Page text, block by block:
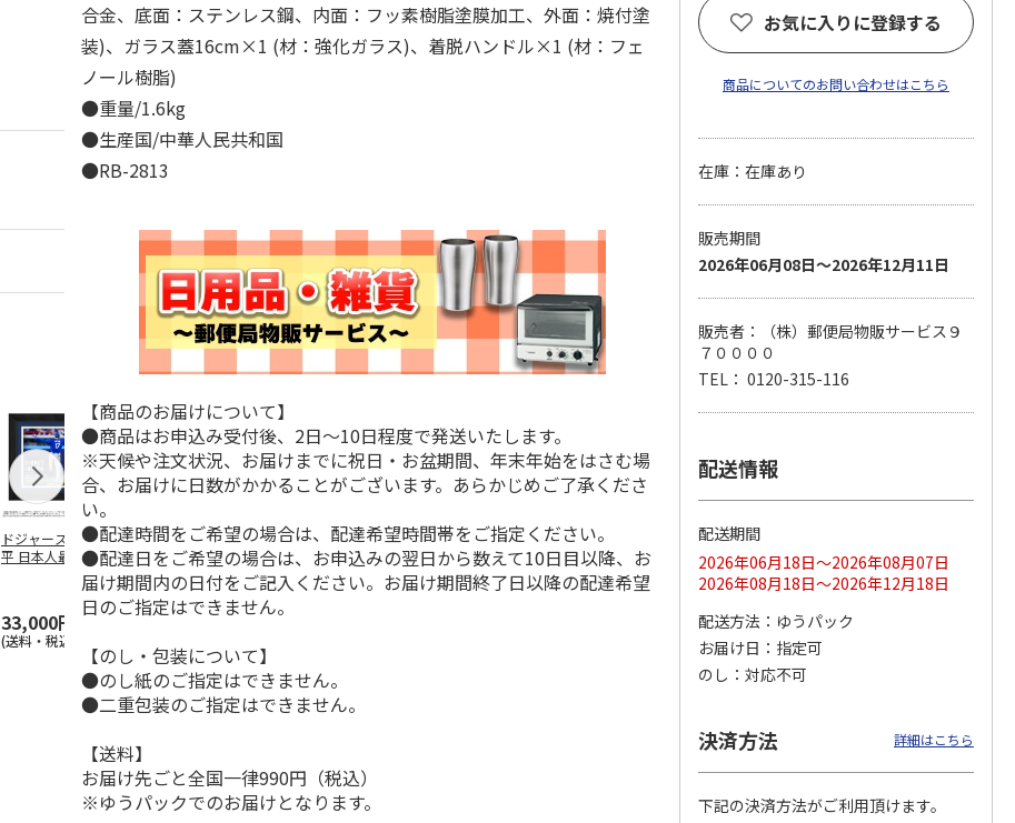
ドジャース 大谷翔
平 日本人最多53試
合連続出塁記念 ダ
33,000円
(送料・税込)
MLB ドジャース 大
谷翔平 2026 NL 3・
4月投手…
33,000円
ドジャース 大谷翔
平 日本人最多53試
合連続出塁記念 コ
イ…
MLB ドジャース 大
谷翔平・山本由伸・
佐々木朗希 日本人…
MLB ドジャース 大
谷翔平 2026 NL 3・
4月投手…
ドジャース 大谷翔
平 日本人最多53試
合連続出塁記念 シ
ル…
17,000円
(送料・税込)
谷翔平 2026 NL 3・
4月投手…
合金、底面：ステンレス鋼、内面：フッ素樹脂塗膜加工、外面：焼付塗
装)、ガラス蓋16cm×1 (材：強化ガラス)、着脱ハンドル×1 (材：フェ
ノール樹脂)
●重量/1.6kg
●生産国/中華人民共和国
●RB-2813
【商品のお届けについて】
●商品はお申込み受付後、2日～10日程度で発送いたします。
※天候や注文状況、お届けまでに祝日・お盆期間、年末年始をはさむ場
合、お届けに日数がかかることがございます。あらかじめご了承くださ
い。
●配達時間をご希望の場合は、配達希望時間帯をご指定ください。
●配達日をご希望の場合は、お申込みの翌日から数えて10日目以降、お
届け期間内の日付をご記入ください。お届け期間終了日以降の配達希望
日のご指定はできません。
【のし・包装について】
●のし紙のご指定はできません。
●二重包装のご指定はできません。
【送料】
お届け先ごと全国一律990円（税込）
※ゆうパックでのお届けとなります。
お気に入りに登録する
商品についてのお問い合わせはこちら
在庫：在庫あり
販売期間
2026年06月08日～2026年12月11日
販売者：（株）郵便局物販サービス９
７００００
TEL： 0120-315-116
配送情報
配送期間
2026年06月18日～2026年08月07日
2026年08月18日～2026年12月18日
配送方法
ゆうパック
お届け日
指定可
のし
対応不可
決済方法 詳細はこちら
下記の決済方法がご利用頂けます。